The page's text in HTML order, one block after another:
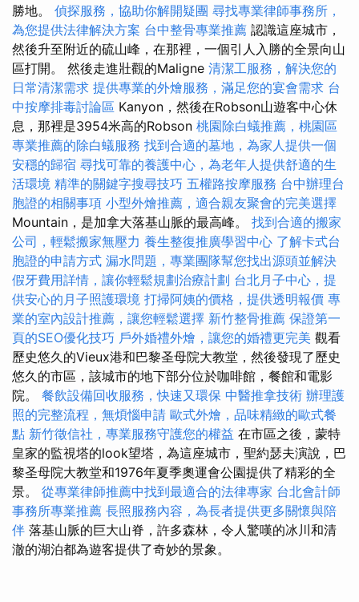
勝地。 偵探服務，協助你解開疑團 尋找專業律師事務所，
為您提供法律解決方案 台中整骨專業推薦 認識這座城市，
然後升至附近的硫山峰，在那裡，一個引人入勝的全景向山
區打開。 然後走進壯觀的Maligne 清潔工服務，解決您的
日常清潔需求 提供專業的外燴服務，滿足您的宴會需求 台
中按摩排毒討論區 Kanyon，然後在Robson山遊客中心休
息，那裡是3954米高的Robson 桃園除白蟻推薦，桃園區
專業推薦的除白蟻服務 找到合適的墓地，為家人提供一個
安穩的歸宿 尋找可靠的養護中心，為老年人提供舒適的生
活環境 精準的關鍵字搜尋技巧 五權路按摩服務 台中辦理台
胞證的相關事項 小型外燴推薦，適合親友聚會的完美選擇
Mountain，是加拿大落基山脈的最高峰。 找到合適的搬家
公司，輕鬆搬家無壓力 養生整復推廣學習中心 了解卡式台
胞證的申請方式 漏水問題，專業團隊幫您找出源頭並解決
假牙費用詳情，讓你輕鬆規劃治療計劃 台北月子中心，提
供安心的月子照護環境 打掃阿姨的價格，提供透明報價 專
業的室內設計推薦，讓您輕鬆選擇 新竹整骨推薦 保證第一
頁的SEO優化技巧 戶外婚禮外燴，讓您的婚禮更完美 觀看
歷史悠久的Vieux港和巴黎圣母院大教堂，然後發現了歷史
悠久的市區，該城市的地下部分位於咖啡館，餐館和電影
院。 餐飲設備回收服務，快速又環保 中醫推拿技術 辦理護
照的完整流程，無煩惱申請 歐式外燴，品味精緻的歐式餐
點 新竹徵信社，專業服務守護您的權益 在市區之後，蒙特
皇家的監視塔的look望塔，為這座城市，聖約瑟夫演說，巴
黎圣母院大教堂和1976年夏季奧運會公園提供了精彩的全
景。 從專業律師推薦中找到最適合的法律專家 台北會計師
事務所專業推薦 長照服務內容，為長者提供更多關懷與陪
伴 落基山脈的巨大山脊，許多森林，令人驚嘆的冰川和清
澈的湖泊都為遊客提供了奇妙的景象。